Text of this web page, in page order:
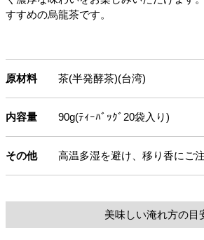
すすめの烏龍茶です。
原材料 茶(半発酵茶)(台湾)
内容量 90g(ﾃｨｰﾊﾞｯｸﾞ20袋入り)
その他 高温多湿を避け、移り香にご注
美味しい淹れ方の目